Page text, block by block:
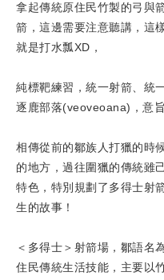
拿起傳統原住民竹製的弓與
箭，這邊需要注意聽講，這
就是打水瓢XD，
純標靶練習，統一射箭、統
逐鹿部落(veoveoana)，意
相傳從前的鄒族人打獵的時
的地方，過往圍獵的傳統雖
特色，特別規劃了多得士射
生的故事！
＜多得士＞射箭場，鄒語名
住民傳統生活技能，主要以